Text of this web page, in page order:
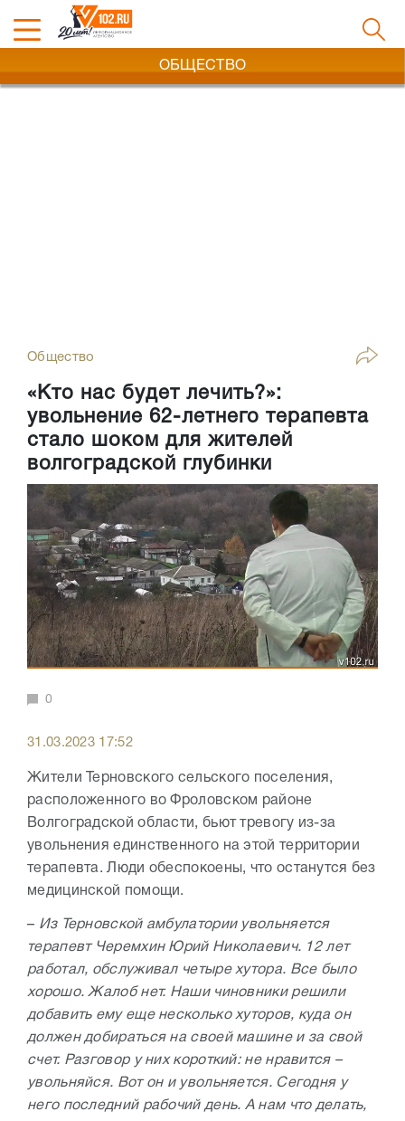
ОБЩЕСТВО
Общество
«Кто нас будет лечить?»:
увольнение 62-летнего терапевта
стало шоком для жителей
волгоградской глубинки
0
31.03.2023 17:52
Жители Терновского сельского поселения,
расположенного во Фроловском районе
Волгоградской области, бьют тревогу из-за
увольнения единственного на этой территории
терапевта. Люди обеспокоены, что останутся без
медицинской помощи.
– Из Терновской амбулатории увольняется
терапевт Черемхин Юрий Николаевич. 12 лет
работал, обслуживал четыре хутора. Все было
хорошо. Жалоб нет. Наши чиновники решили
добавить ему еще несколько хуторов, куда он
должен добираться на своей машине и за свой
счет. Разговор у них короткий: не нравится –
увольняйся. Вот он и увольняется. Сегодня у
него последний рабочий день. А нам что делать,